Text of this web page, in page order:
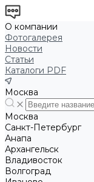
О компании
Фотогалерея
Новости
Статьи
Каталоги PDF
Москва
Москва
Санкт-Петербург
Анапа
Архангельск
Владивосток
Волгоград